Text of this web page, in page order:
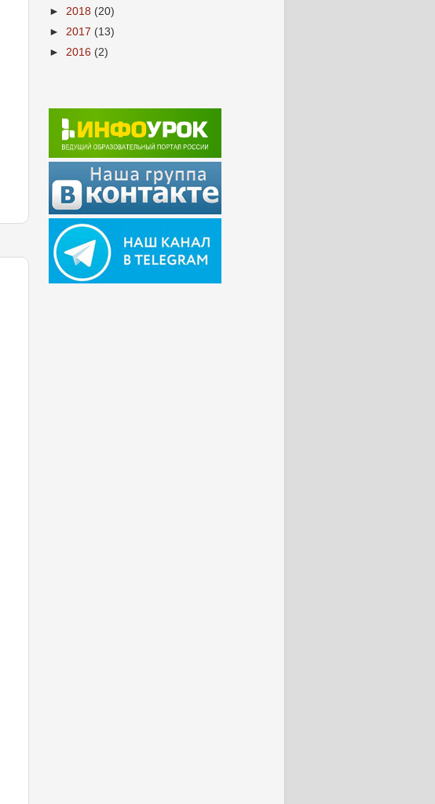
► 2018 (20)
► 2017 (13)
► 2016 (2)